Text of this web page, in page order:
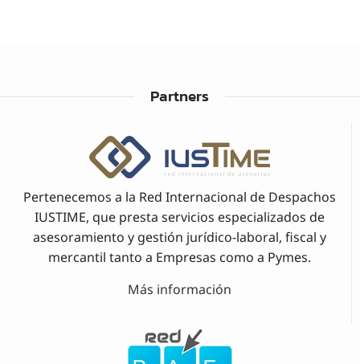
Partners
Pertenecemos a la Red Internacional de Despachos
IUSTIME, que presta servicios especializados de
asesoramiento y gestión jurídico-laboral, fiscal y
mercantil tanto a Empresas como a Pymes.
Más información